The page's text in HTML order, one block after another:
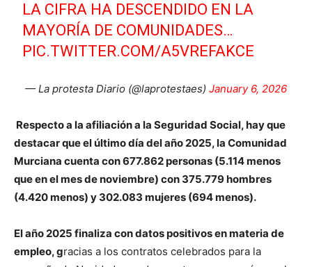
LA CIFRA HA DESCENDIDO EN LA
MAYORÍA DE COMUNIDADES…
PIC.TWITTER.COM/A5VREFAKCE
— La protesta Diario (@laprotestaes) January 6, 2026
Respecto a la afiliación a la Seguridad Social, hay que
destacar que el último día del año 2025, la Comunidad
Murciana cuenta con 677.862 personas (5.114 menos
que en el mes de noviembre) con 375.779 hombres
(4.420 menos) y 302.083 mujeres (694 menos).
El año 2025 finaliza con datos positivos en materia de
empleo, gracias a los contratos celebrados para la